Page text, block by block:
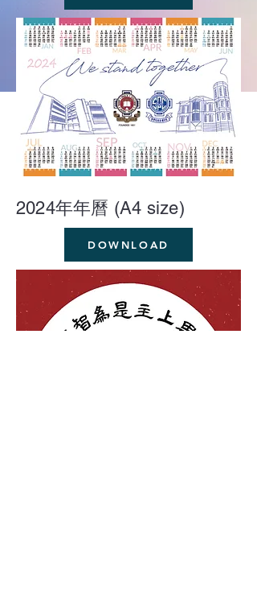
2024年年曆 (A4 size)
DOWNLOAD